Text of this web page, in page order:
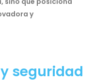
y
seguridad